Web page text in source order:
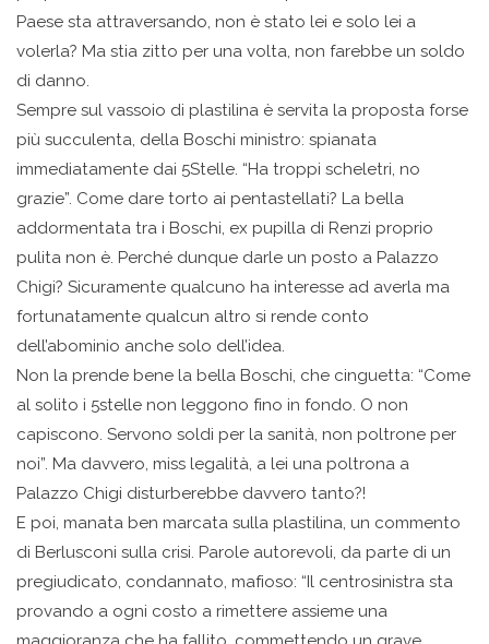
Paese sta attraversando, non è stato lei e solo lei a
volerla? Ma stia zitto per una volta, non farebbe un soldo
di danno.
Sempre sul vassoio di plastilina è servita la proposta forse
più succulenta, della Boschi ministro: spianata
immediatamente dai 5Stelle. “Ha troppi scheletri, no
grazie”. Come dare torto ai pentastellati? La bella
addormentata tra i Boschi, ex pupilla di Renzi proprio
pulita non è. Perché dunque darle un posto a Palazzo
Chigi? Sicuramente qualcuno ha interesse ad averla ma
fortunatamente qualcun altro si rende conto
dell’abominio anche solo dell’idea.
Non la prende bene la bella Boschi, che cinguetta: “Come
al solito i 5stelle non leggono fino in fondo. O non
capiscono. Servono soldi per la sanità, non poltrone per
noi”. Ma davvero, miss legalità, a lei una poltrona a
Palazzo Chigi disturberebbe davvero tanto?!
E poi, manata ben marcata sulla plastilina, un commento
di Berlusconi sulla crisi. Parole autorevoli, da parte di un
pregiudicato, condannato, mafioso: “Il centrosinistra sta
provando a ogni costo a rimettere assieme una